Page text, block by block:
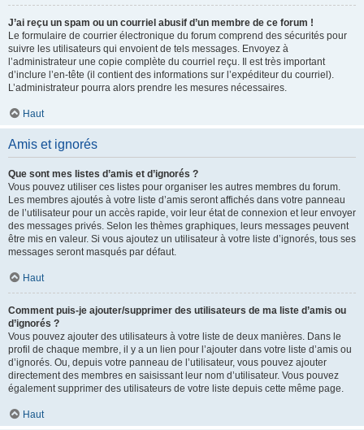
J’ai reçu un spam ou un courriel abusif d’un membre de ce forum !
Le formulaire de courrier électronique du forum comprend des sécurités pour
suivre les utilisateurs qui envoient de tels messages. Envoyez à
l’administrateur une copie complète du courriel reçu. Il est très important
d’inclure l’en-tête (il contient des informations sur l’expéditeur du courriel).
L’administrateur pourra alors prendre les mesures nécessaires.
Haut
Amis et ignorés
Que sont mes listes d’amis et d’ignorés ?
Vous pouvez utiliser ces listes pour organiser les autres membres du forum.
Les membres ajoutés à votre liste d’amis seront affichés dans votre panneau
de l’utilisateur pour un accès rapide, voir leur état de connexion et leur envoyer
des messages privés. Selon les thèmes graphiques, leurs messages peuvent
être mis en valeur. Si vous ajoutez un utilisateur à votre liste d’ignorés, tous ses
messages seront masqués par défaut.
Haut
Comment puis-je ajouter/supprimer des utilisateurs de ma liste d’amis ou
d’ignorés ?
Vous pouvez ajouter des utilisateurs à votre liste de deux manières. Dans le
profil de chaque membre, il y a un lien pour l’ajouter dans votre liste d’amis ou
d’ignorés. Ou, depuis votre panneau de l’utilisateur, vous pouvez ajouter
directement des membres en saisissant leur nom d’utilisateur. Vous pouvez
également supprimer des utilisateurs de votre liste depuis cette même page.
Haut